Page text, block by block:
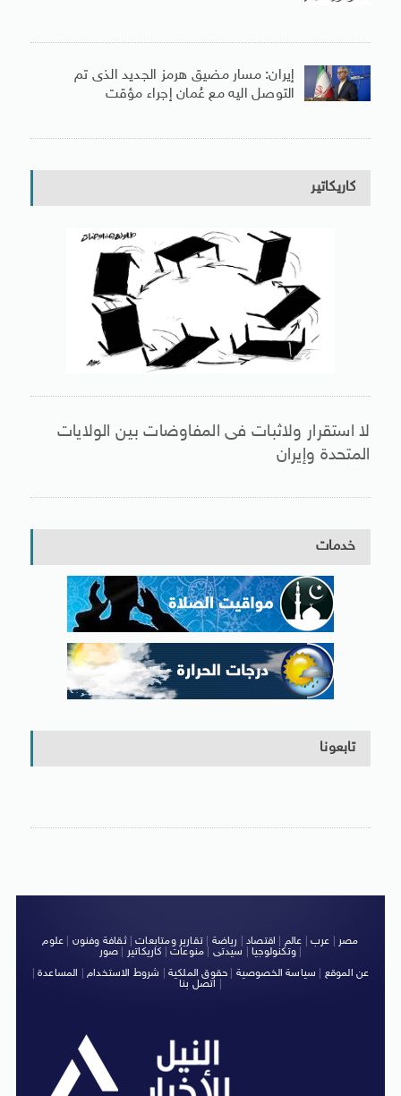
إيران: مسار مضيق هرمز الجديد الذى تم
التوصل اليه مع عُمان إجراء مؤقت
كاريكاتير
لا استقرار ولاثبات فى المفاوضات بين الولايات
المتحدة وإيران
خدمات
تابعونا
مصر عرب عالم اقتصاد رياضة |تقارير ومتابعات|ثقافة وفنون
علوم
وتكنولوجيا| سيدتى منوعات كاريكاتير صور
|
عن الموقع
سياسة الخصوصية حقوق الملكية شروط الاستخدام| المساعدة|
اتصل بنا